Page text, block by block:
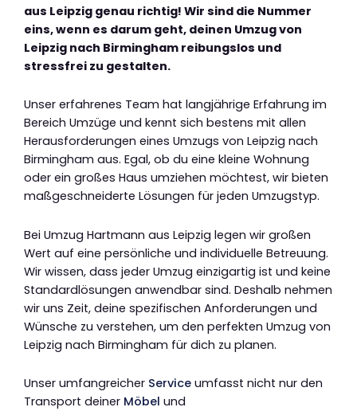
aus Leipzig genau richtig! Wir sind die Nummer
eins, wenn es darum geht, deinen Umzug von
Leipzig nach Birmingham reibungslos und
stressfrei zu gestalten.
Unser erfahrenes Team hat langjährige Erfahrung im
Bereich Umzüge und kennt sich bestens mit allen
Herausforderungen eines Umzugs von Leipzig nach
Birmingham aus. Egal, ob du eine kleine Wohnung
oder ein großes Haus umziehen möchtest, wir bieten
maßgeschneiderte Lösungen für jeden Umzugstyp.
Bei Umzug Hartmann aus Leipzig legen wir großen
Wert auf eine persönliche und individuelle Betreuung.
Wir wissen, dass jeder Umzug einzigartig ist und keine
Standardlösungen anwendbar sind. Deshalb nehmen
wir uns Zeit, deine spezifischen Anforderungen und
Wünsche zu verstehen, um den perfekten Umzug von
Leipzig nach Birmingham für dich zu planen.
Unser umfangreicher Service umfasst nicht nur den
Transport deiner Möbel und